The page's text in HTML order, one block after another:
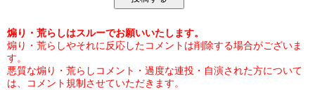
煽り・荒らしはスルーでお願いいたします。
煽り・荒らしやそれに反応したコメントは削除する場合がございま
す。
悪質な煽り・荒らしコメント・過度な連投・自演された方について
は、コメント規制させていただきます。